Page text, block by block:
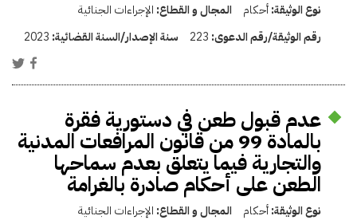
نوع الوثيقة:أحكام المجال و القطاع: الإجراءات الجنائية
رقم الوثيقة/رقم الدعوى: 223 سنة الإصدار/السنة القضائية: 2023
عدم قبول طعن في دستورية فقرة
بالمادة 99 من قانون المرافعات المدنية
والتجارية فيما يتعلق بعدم سماحها
الطعن على أحكام صادرة بالغرامة
نوع الوثيقة:أحكام المجال و القطاع: الإجراءات الجنائية